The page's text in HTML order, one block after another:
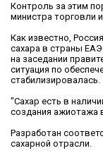
Контроль за этим
министра торговли
Как известно,
сахара в страны
на заседании
ситуация по
стабилизировалась.
"Сахар есть в
создания ажиотажа
Разработан
сахарной отрасли.